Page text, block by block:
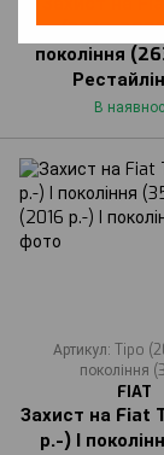
(2010-
покоління
В
Артикул: Tipo
покоління
FIAT
Захист на Fiat
р.-) I